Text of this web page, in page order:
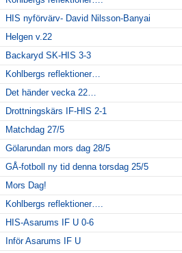
HIS nyförvärv- David Nilsson-Banyai
Helgen v.22
Backaryd SK-HIS 3-3
Kohlbergs reflektioner…
Det händer vecka 22…
Drottningskärs IF-HIS 2-1
Matchdag 27/5
Gölarundan mors dag 28/5
GÅ-fotboll ny tid denna torsdag 25/5
Mors Dag!
Kohlbergs reflektioner….
HIS-Asarums IF U 0-6
Inför Asarums IF U